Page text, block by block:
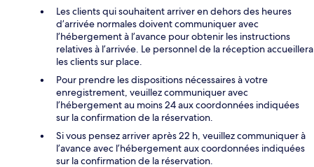
Les clients qui souhaitent arriver en dehors des heures
d’arrivée normales doivent communiquer avec
l’hébergement à l’avance pour obtenir les instructions
relatives à l’arrivée. Le personnel de la réception accueillera
les clients sur place.
Pour prendre les dispositions nécessaires à votre
enregistrement, veuillez communiquer avec
l’hébergement au moins 24 aux coordonnées indiquées
sur la confirmation de la réservation.
Si vous pensez arriver après 22 h, veuillez communiquer à
l’avance avec l’hébergement aux coordonnées indiquées
sur la confirmation de la réservation.